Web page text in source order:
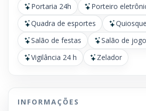
Portaria 24h
Porteiro
Quadra de esportes
Quiosque
Salão de festas
Salão de
Vigilância 24 h
Zelador
INFORMAÇÕES